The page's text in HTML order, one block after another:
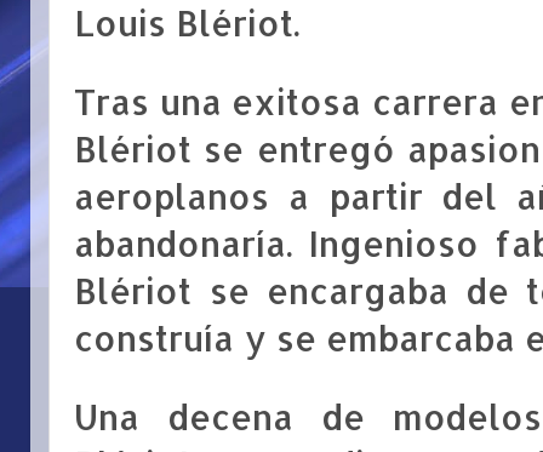
Louis Blériot.
Tras una exitosa carrera
Blériot se entregó
aeroplanos a partir del
abandonaría. Ingenioso
Blériot se encargaba de
construía y se embarcaba
Una decena de